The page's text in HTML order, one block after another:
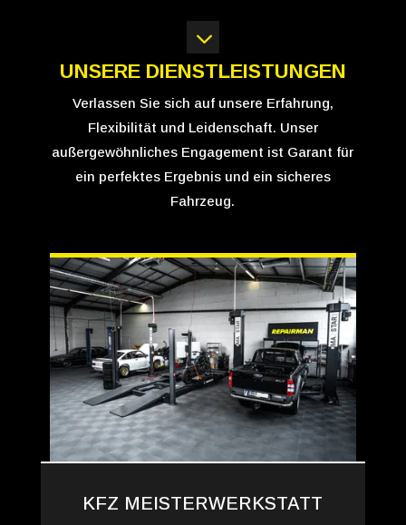
3
UNSERE DIENSTLEISTUNGEN
Verlassen Sie sich auf unsere Erfahrung,
Flexibilität und Leidenschaft. Unser
außergewöhnliches Engagement ist Garant für
ein perfektes Ergebnis und ein sicheres
Fahrzeug.
KFZ MEISTERWERKSTATT